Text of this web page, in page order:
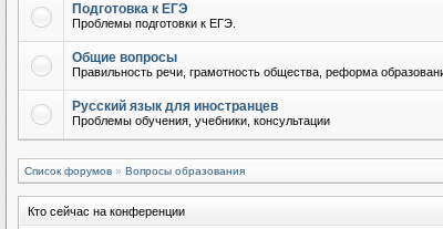
Подготовка к ЕГЭ
Проблемы подготовки к ЕГЭ.
Общие вопросы
Правильность речи, грамотность общества, реформа
Русский язык для иностранцев
Проблемы обучения, учебники, консультации
Список форумов » Вопросы образования
Кто сейчас на конференции